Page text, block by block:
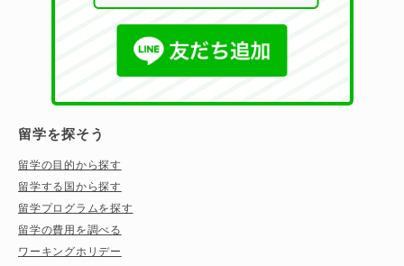
留学を探そう
留学の目的から探す
留学する国から探す
留学プログラムを探す
留学の費用を調べる
ワーキングホリデー